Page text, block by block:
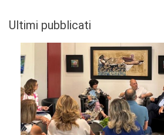
Ultimi pubblicati